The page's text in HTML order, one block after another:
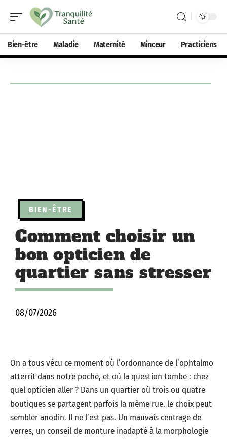
Bien-être Maladie Maternité Minceur Practiciens
BIEN-ÊTRE
Comment choisir un
bon opticien de
quartier sans stresser
08/07/2026
On a tous vécu ce moment où l’ordonnance de l’ophtalmo
atterrit dans notre poche, et où la question tombe : chez
quel opticien aller ? Dans un quartier où trois ou quatre
boutiques se partagent parfois la même rue, le choix peut
sembler anodin. Il ne l’est pas. Un mauvais centrage de
verres, un conseil de monture inadapté à la morphologie